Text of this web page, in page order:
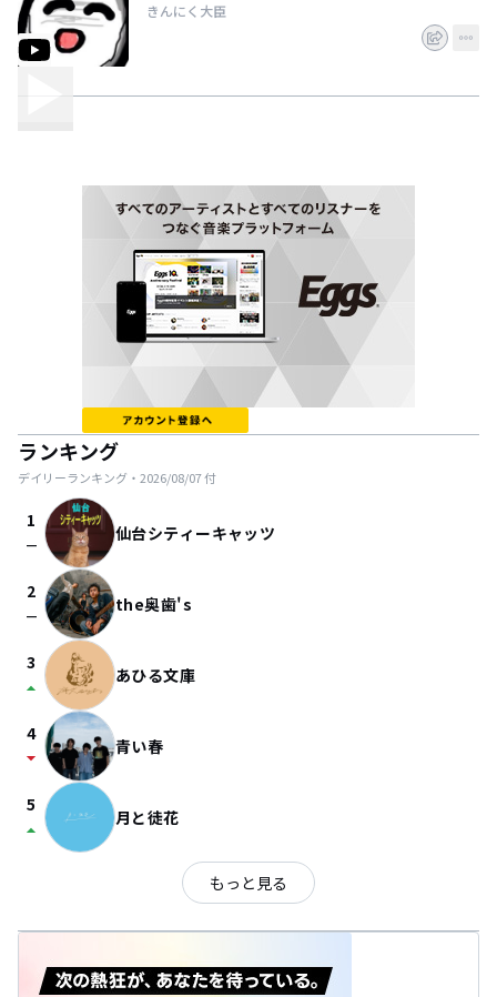
きんにく大臣
ランキング
デイリーランキング・ 2026/08/07付
1
check_indeterminate_small 仙台シティーキャッツ
2
check_indeterminate_small the奥歯's
3
arrow_drop_up あひる文庫
4
arrow_drop_down 青い春
5
arrow_drop_up 月と徒花
もっと見る